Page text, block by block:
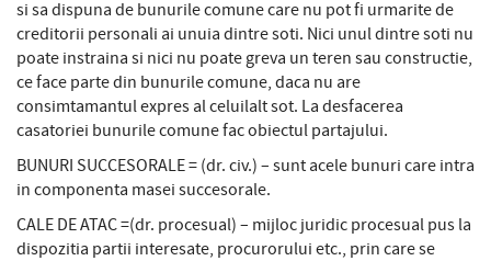
si sa dispuna de bunurile comune care nu pot fi urmarite de
creditorii personali ai unuia dintre soti. Nici unul dintre soti nu
poate instraina si nici nu poate greva un teren sau constructie,
ce face parte din bunurile comune, daca nu are
consimtamantul expres al celuilalt sot. La desfacerea
casatoriei bunurile comune fac obiectul partajului.
BUNURI SUCCESORALE = (dr. civ.) – sunt acele bunuri care intra
in componenta masei succesorale.
CALE DE ATAC =(dr. procesual) – mijloc juridic procesual pus la
dispozitia partii interesate, procurorului etc., prin care se